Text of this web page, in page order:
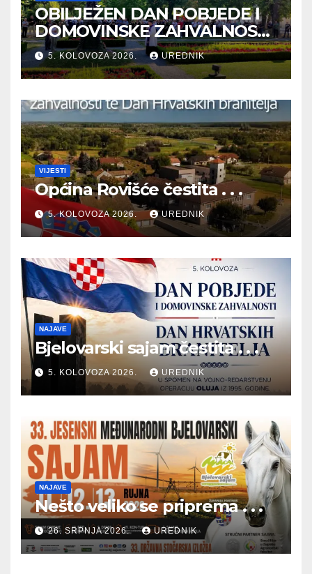
OBILJEŽEN DAN POBJEDE I
DOMOVINSKE ZAHVALNOSTI
TE DAN HRVATSKIH
BRANITELJA
5. KOLOVOZA 2026. UREDNIK
VIJESTI
Općina Rovišće čestita . . .
5. KOLOVOZA 2026. UREDNIK
NAJAVE
Bjelovarski sajam čestita . . .
5. KOLOVOZA 2026. UREDNIK
NAJAVE
Nešto veliko se priprema . . .
26. SRPNJA 2026. UREDNIK